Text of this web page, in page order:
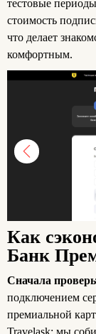
тестовые
стоимость
что делает
комфортным.
Как
Банк
Сначала
подключением
премиальной